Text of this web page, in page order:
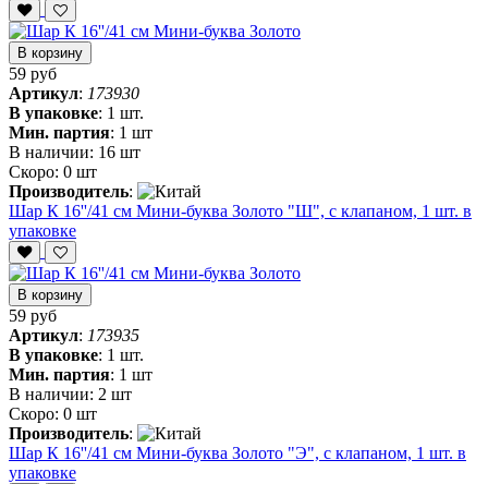
В корзину
59 руб
Артикул: 173930
В упаковке: 1 шт.
Мин. партия: 1 шт
В наличии: 16 шт
Скоро: 0 шт
Производитель:
Шар К 16''/41 см Мини-буква Золото "Ш", с клапаном, 1 шт. в
упаковке
В корзину
59 руб
Артикул: 173935
В упаковке: 1 шт.
Мин. партия: 1 шт
В наличии: 2 шт
Скоро: 0 шт
Производитель:
Шар К 16''/41 см Мини-буква Золото "Э", с клапаном, 1 шт. в
упаковке